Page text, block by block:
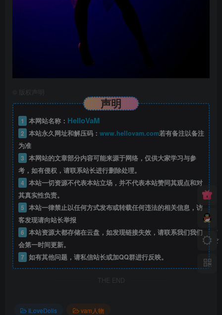
版权声明
声明
1 本网站名称： HelloVaM
2 本站永久网址和解压码： www.hellovam.com若有备注以备注
为准
3 本网站的文章部分内容可能来源于网络，仅供大家学习与参
考，如有侵权，请联系站长进行删除处理。
4 本站一切资源不代表本站立场，并不代表本站赞同其观点和对
其真实性负责。
5 本站一律禁止以任何方式发布或转载任何违法的相关信息，访
客发现请向站长举报
6 本站资源大都存储在云盘，如发现链接失效，请联系我们我们
会第一时间更新。
7 如有其他问题，请私信站长或加QQ群进行反映。
THE END
ILoveDolls vam人物